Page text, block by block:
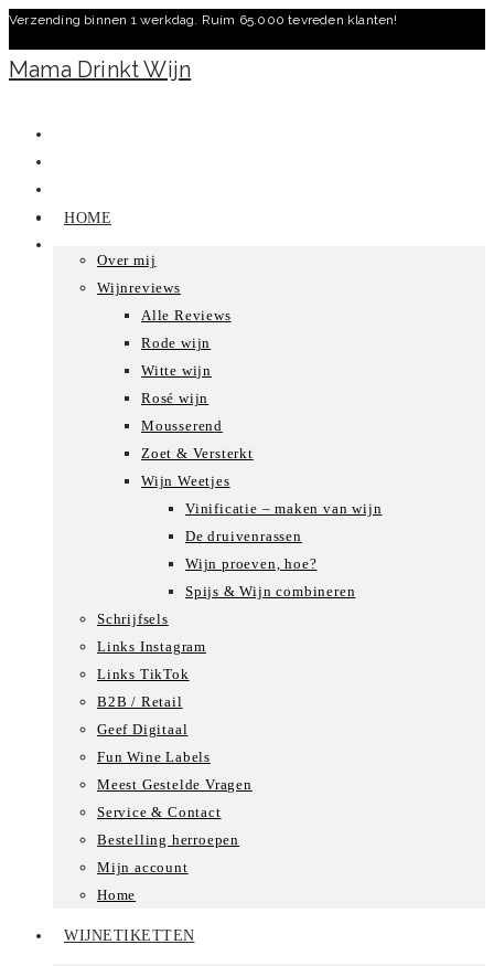
Ga
naar
inhoud
Verzending binnen 1 werkdag. Ruim 65.000 tevreden klanten!
Mama Drinkt Wijn
HOME
Over mij
Wijnreviews
Alle Reviews
Rode wijn
Witte wijn
Rosé wijn
Mousserend
Zoet & Versterkt
Wijn Weetjes
Vinificatie – maken van wijn
De druivenrassen
Wijn proeven, hoe?
Spijs & Wijn combineren
Schrijfsels
Links Instagram
Links TikTok
B2B / Retail
Geef Digitaal
Fun Wine Labels
Meest Gestelde Vragen
Service & Contact
Bestelling herroepen
Mijn account
Home
WIJNETIKETTEN